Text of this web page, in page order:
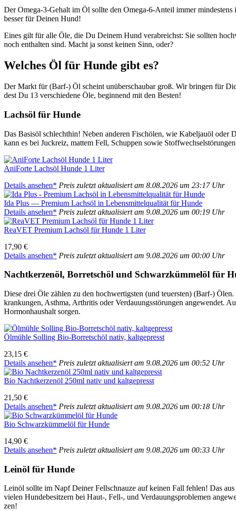
Der Ome­ga-3-Gehalt im Öl soll­te den Ome­ga-6-Anteil immer
bes­ser für Dei­nen Hund!
Eines gilt für alle Öle, die Du Dei­nem Hund ver­ab­reichst: Sie soll­ten
noch ent­hal­ten sind. Macht ja sonst kei­nen Sinn, oder?
Wel­ches Öl für Hun­de gibt es?
Der Markt für (Barf-) Öl scheint unüber­schau­bar groß. Wir brin­gen für
dest Du 13 ver­schie­de­ne Öle, begin­nend mit den Bes­ten!
Lachs­öl für Hun­de
Das Basis­öl schlecht­hin! Neben ande­ren Fisch­ölen, wie Kabel­jau­öl oder
kann es bei Juck­reiz, mat­tem Fell, Schup­pen sowie
Ani­For­te Lachs­öl Hun­de 1 Liter
Details anse­hen* Preis zuletzt aktua­li­siert am 8.08.2026 um 23:17 Uhr
Ida Plus — Pre­mi­um Lachs­öl in Lebens­mit­tel­qua­li­tät für Hun­de
Details anse­hen* Preis zuletzt aktua­li­siert am 9.08.2026 um 00:19 Uhr
Rea­VET Pre­mi­um Lachs­öl für Hun­de 1 Liter
17,90 €
Details anse­hen* Preis zuletzt aktua­li­siert am 9.08.2026 um 00:00 Uhr
Nacht­ker­zen­öl, Bor­retsch­öl und Schwarz­küm­mel­öl für
Die­se drei Öle zäh­len zu den hoch­wer­tigs­ten (und teu­ers­ten) (Barf-)
kran­kun­gen, Asth­ma, Arthri­tis oder Ver­dau­ungs­stö­run­gen ange­wen­det.
Hor­mon­haus­halt sor­gen.
Ölmüh­le Sol­ling Bio-Bor­retsch­öl nativ, kalt­ge­presst
23,15 €
Details anse­hen* Preis zuletzt aktua­li­siert am 9.08.2026 um 00:52 Uhr
Bio Nacht­ker­zen­öl 250ml nativ und kalt­ge­presst
21,50 €
Details anse­hen* Preis zuletzt aktua­li­siert am 9.08.2026 um 00:18 Uhr
Bio Schwarz­küm­mel­öl für Hun­de
14,90 €
Details anse­hen* Preis zuletzt aktua­li­siert am 9.08.2026 um 00:33 Uhr
Lein­öl für Hun­de
Lein­öl soll­te im Napf Dei­ner Fell­schnau­ze auf kei­nen Fall feh­len! Das
vie­len Hun­de­be­sit­zern bei Haut‑, Fell‑, und Ver­dau­ungs­pro­ble­men
zen!